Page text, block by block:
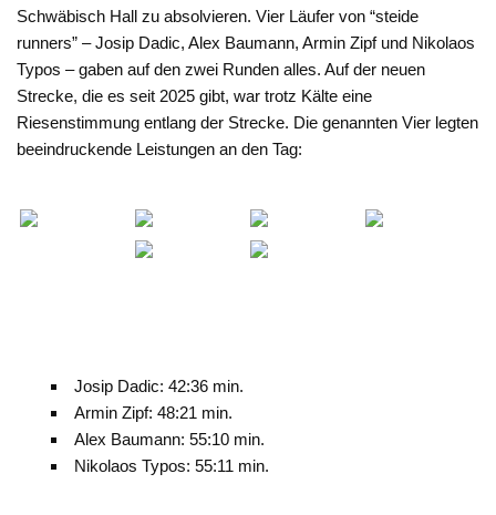
Schwäbisch Hall zu absolvieren. Vier Läufer von “steide
runners” – Josip Dadic, Alex Baumann, Armin Zipf und Nikolaos
Typos – gaben auf den zwei Runden alles. Auf der neuen
Strecke, die es seit 2025 gibt, war trotz Kälte eine
Riesenstimmung entlang der Strecke. Die genannten Vier legten
beeindruckende Leistungen an den Tag:
Josip Dadic: 42:36 min.
Armin Zipf: 48:21 min.
Alex Baumann: 55:10 min.
Nikolaos Typos: 55:11 min.